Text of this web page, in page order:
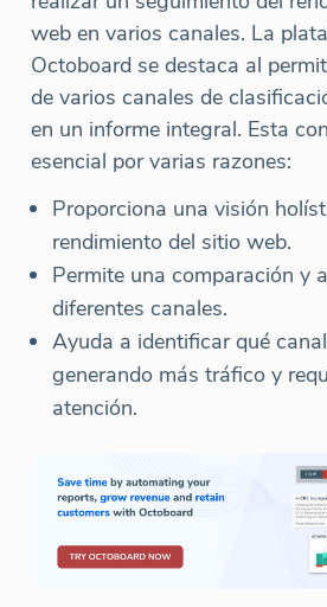
web en varios canales. La
Octoboard se destaca al
de varios canales de
en un informe integral. Esta
esencial por varias razones:
Proporciona una visión
rendimiento del sitio web.
Permite una comparación y
diferentes canales.
Ayuda a identificar qué
generando más tráfico y
atención.